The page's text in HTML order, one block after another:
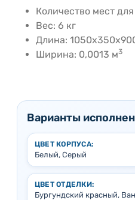
Количество мест
Вес: 6 кг
Длина:
Ширина: 0,0013 м3
Варианты
ЦВЕТ КОРПУСА:
Белый, Серый
ЦВЕТ ОТДЕЛКИ:
Бургундский красный,